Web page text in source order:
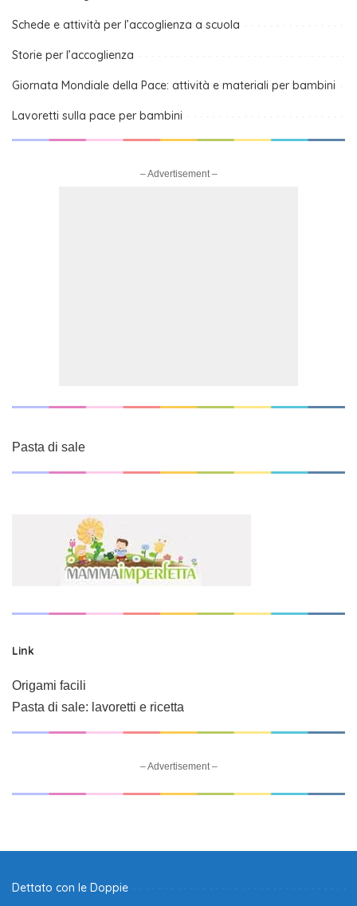
Schede e attività per l’accoglienza a scuola
Storie per l’accoglienza
Giornata Mondiale della Pace: attività e materiali per bambini
Lavoretti sulla pace per bambini
– Advertisement –
Pasta di sale
Link
Origami facili
Pasta di sale: lavoretti e ricetta
– Advertisement –
Dettato con le Doppie